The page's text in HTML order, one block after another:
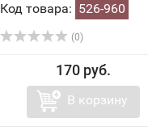
Код товара: 526-960
(0)
170 руб.
В корзину